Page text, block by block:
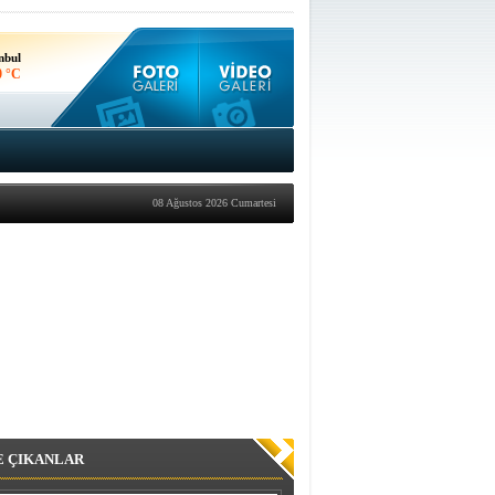
°C
08 Ağustos 2026 Cumartesi
ÇIKANLAR